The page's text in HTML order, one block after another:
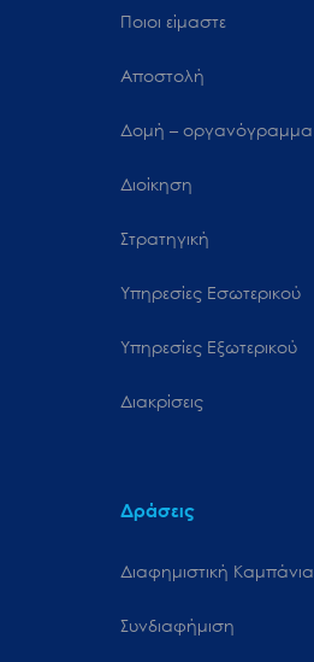
Ποιοι είμαστε
Αποστολή
Δομή – οργανόγραμμα
Διοίκηση
Στρατηγική
Υπηρεσίες Εσωτερικού
Υπηρεσίες Εξωτερικού
Διακρίσεις
Δράσεις
Διαφημιστική Καμπάνια
Συνδιαφήμιση